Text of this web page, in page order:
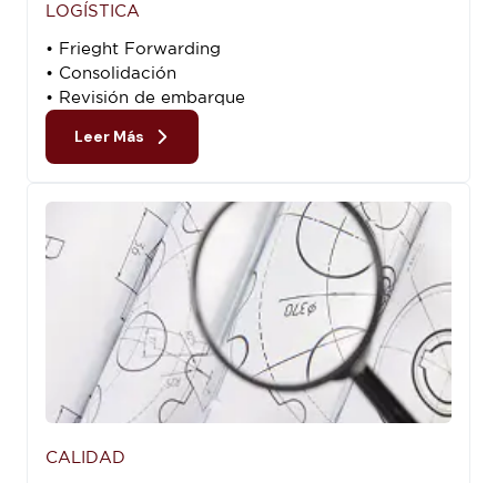
LOGÍSTICA
• Frieght Forwarding
• Consolidación
• Revisión de embarque
Leer Más
CALIDAD